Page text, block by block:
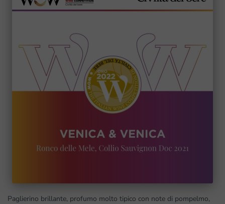
Paglierino brillante, profumo molto tipico con note di pompelmo,